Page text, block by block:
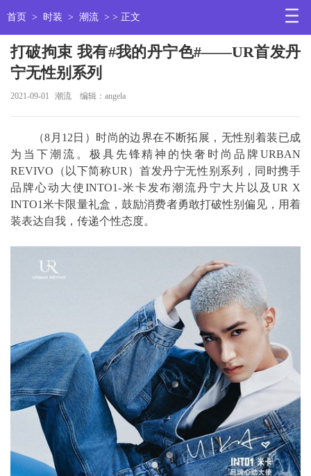
首页 > 时装 > 潮流 > > 正文
打破拘束 我有#我的丹宁色#——UR首发丹
宁无性别系列
2021-09-01 潮流 编辑：angela
（8月12日）时尚的边界在不断拓展，无性别着装已成
为当下潮流。极具先锋精神的快奢时尚品牌URBAN
REVIVO（以下简称UR）首发丹宁无性别系列，同时携手
品牌心动大使INTO1-米卡发布潮流丹宁大片以及UR X
INTO1米卡限量礼盒，鼓励消费者勇敢打破性别偏见，用着
装表达自我，传递个性态度。